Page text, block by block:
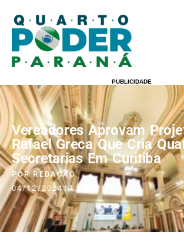
PUBLICIDADE
Vereadores Aprovam
Rafael Greca Que Cria
Secretarias Em Curitiba
PORREDACAO
04/12/202417:22